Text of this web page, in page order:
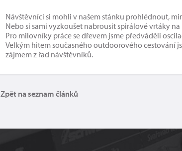
Návštěvníci si mohli v našem stánku prohlédnout,
Nebo si sami vyzkoušet nabrousit spirálové vrtáky na
Pro milovníky práce se dřevem jsme předváděli
Velkým hitem současného outdoorového cestování
zájmem z řad návštěvníků.
Zpět na seznam článků